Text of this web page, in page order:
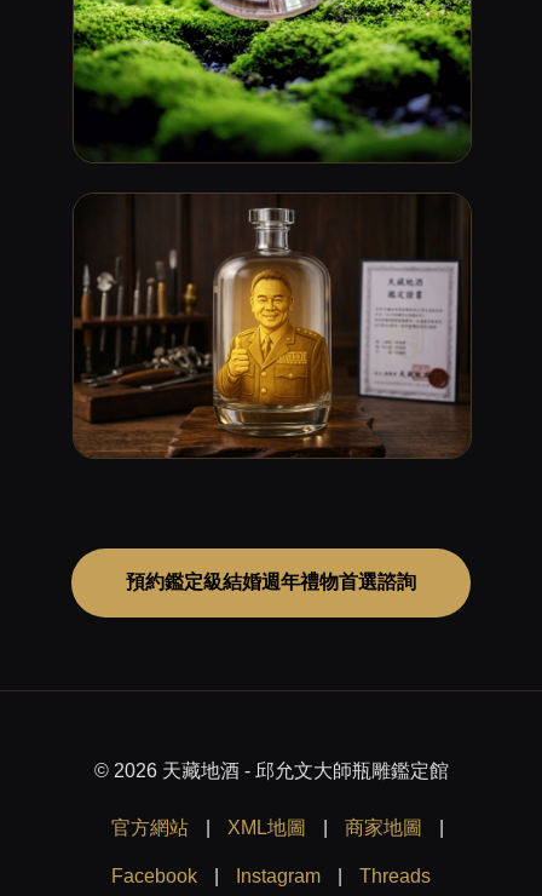
預約鑑定級結婚週年禮物首選諮詢
© 2026 天藏地酒 - 邱允文大師瓶雕鑑定館
官方網站 XML地圖 商家地圖
Facebook Instagram Threads